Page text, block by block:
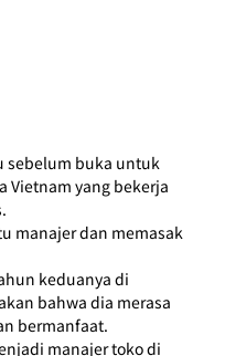
sebelum buka untuk
Vietnam yang bekerja
manajer dan memasak
keduanya di
bahwa dia merasa
bermanfaat.
manajer toko di